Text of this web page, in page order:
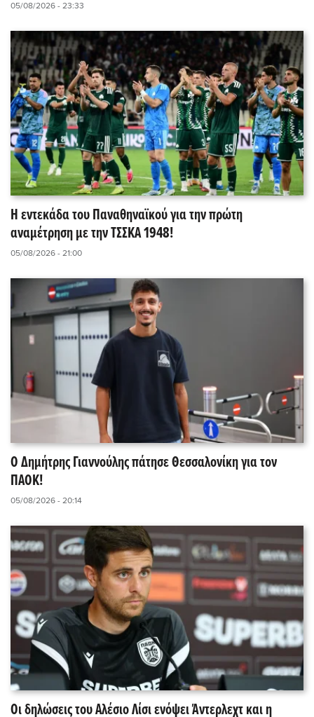
05/08/2026 - 23:33
Η εντεκάδα του Παναθηναϊκού για την πρώτη
αναμέτρηση με την ΤΣΣΚΑ 1948!
05/08/2026 - 21:00
Ο Δημήτρης Γιαννούλης πάτησε Θεσσαλονίκη για τον
ΠΑΟΚ!
05/08/2026 - 20:14
Οι δηλώσεις του Αλέσιο Λίσι ενόψει Άντερλεχτ και η